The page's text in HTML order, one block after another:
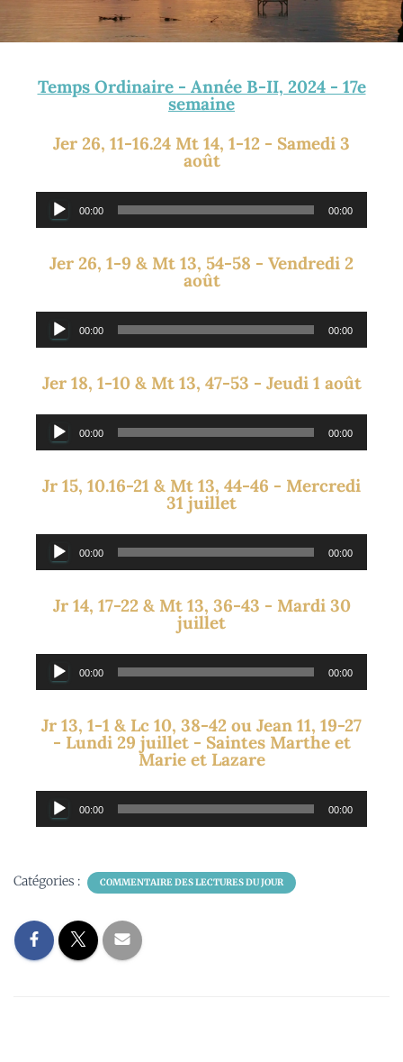
Temps Ordinaire - Année B-II, 2024 - 17e
semaine
Jer 26, 11-16.24 Mt 14, 1-12 - Samedi 3
août
Lecteur
audio
00:00 00:00
Jer 26, 1-9 & Mt 13, 54-58 - Vendredi 2
août
Lecteur
audio
00:00 00:00
Jer 18, 1-10 & Mt 13, 47-53 - Jeudi 1 août
Lecteur
audio
00:00 00:00
Jr 15, 10.16-21 & Mt 13, 44-46 - Mercredi
31 juillet
Lecteur
audio
00:00 00:00
Jr 14, 17-22 & Mt 13, 36-43 - Mardi 30
juillet
Lecteur
audio
00:00 00:00
Jr 13, 1-1 & Lc 10, 38-42 ou Jean 11, 19-27
- Lundi 29 juillet - Saintes Marthe et
Marie et Lazare
Lecteur
audio
00:00 00:00
Catégories : COMMENTAIRE DES LECTURES DU JOUR